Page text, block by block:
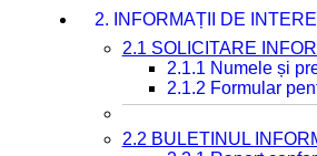
2. INFORMAȚII DE
2.1 SOLICITARE
2.1.1 Numele și
2.1.2 Formular
2.2 BULETINUL